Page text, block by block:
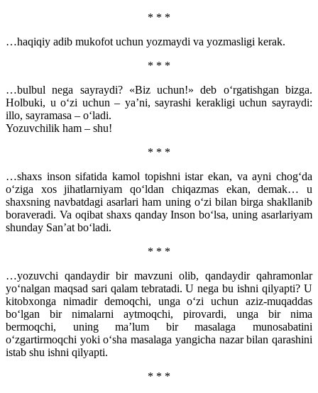
* * *
…haqiqiy adib mukofot uchun yozmaydi va yozmasligi kerak.
* * *
…bulbul nega sayraydi? «Biz uchun!» deb o‘rgatishgan bizga.
Holbuki, u o‘zi uchun – ya’ni, sayrashi kerakligi uchun sayraydi:
illo, sayramasa – o‘ladi.
Yozuvchilik ham – shu!
* * *
…shaxs inson sifatida kamol topishni istar ekan, va ayni chog‘da
o‘ziga xos jihatlarniyam qo‘ldan chiqazmas ekan, demak… u
shaxsning navbatdagi asarlari ham uning o‘zi bilan birga shakllanib
boraveradi. Va oqibat shaxs qanday Inson bo‘lsa, uning asarlariyam
shunday San’at bo‘ladi.
* * *
…yozuvchi qandaydir bir mavzuni olib, qandaydir qahramonlar
yo‘nalgan maqsad sari qalam tebratadi. U nega bu ishni qilyapti? U
kitobxonga nimadir demoqchi, unga o‘zi uchun aziz-muqaddas
bo‘lgan bir nimalarni aytmoqchi, pirovardi, unga bir nima
bermoqchi, uning ma’lum bir masalaga munosabatini
o‘zgartirmoqchi yoki o‘sha masalaga yangicha nazar bilan qarashini
istab shu ishni qilyapti.
* * *